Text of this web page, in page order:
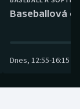
Baseballová
Dnes, 12:55-16:15